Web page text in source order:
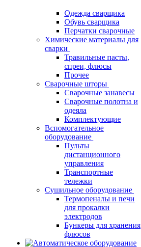
Одежда сварщика
Обувь сварщика
Перчатки сварочные
Химические материалы для
сварки
Травильные пасты,
спреи, флюсы
Прочее
Сварочные шторы
Сварочные занавесы
Сварочные полотна и
одеяла
Комплектующие
Вспомогательное
оборудование
Пульты
дистанционного
управления
Транспортные
тележки
Сушильное оборудование
Термопеналы и печи
для прокалки
электродов
Бункеры для хранения
флюсов